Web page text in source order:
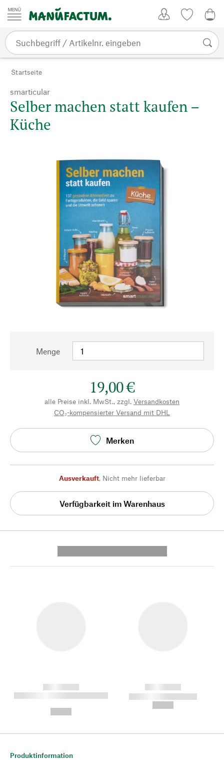
Zum Inhalt springen
Startseite
smarticular
Selber machen statt kaufen –
Küche
Menge
19,00 €
alle Preise inkl. MwSt., zzgl. Versandkosten
CO₂-kompensierter Versand mit DHL
Merken
Ausverkauft, Nicht mehr lieferbar
Verfügbarkeit im Warenhaus
------------
----------- ----------- --------
------------
----------- -----------
Produktinformation